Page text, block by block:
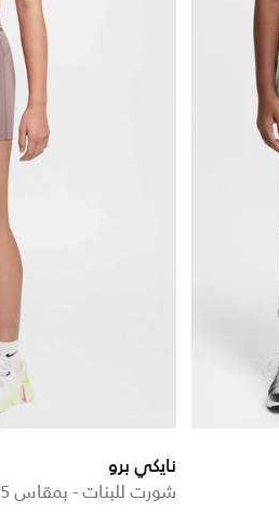
نايكي برو
شورت للبنات - بمقاس 7.5 سم (تقريبًا)